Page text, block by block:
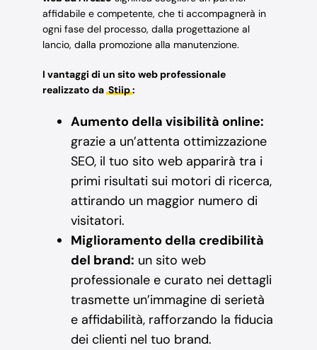
affidabile e competente, che ti accompagnerà in
ogni fase del processo, dalla progettazione al
lancio, dalla promozione alla manutenzione.
I vantaggi di un sito web professionale
realizzato da Stiip:
Aumento della visibilità online:
grazie a un’attenta ottimizzazione
SEO, il tuo sito web apparirà tra i
primi risultati sui motori di ricerca,
attirando un maggior numero di
visitatori.
Miglioramento della credibilità
del brand: un sito web
professionale e curato nei dettagli
trasmette un’immagine di serietà
e affidabilità, rafforzando la fiducia
dei clienti nel tuo brand.